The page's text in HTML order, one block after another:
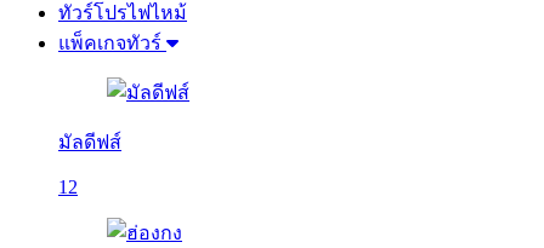
ทัวร์โปรไฟไหม้
แพ็คเกจทัวร์
มัลดีฟส์
12